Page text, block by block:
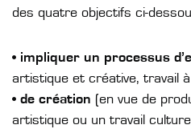
des quatre objectifs ci-
• impliquer un processus
artistique et créative, travail
• de création (en vue de
artistique ou un travail